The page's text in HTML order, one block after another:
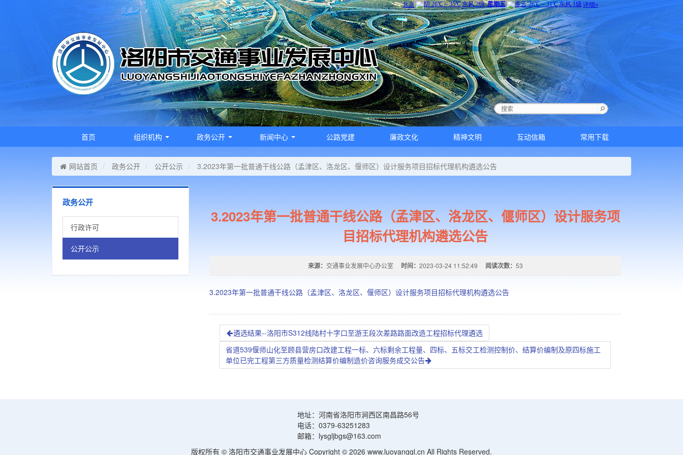
首页 组织机构 政务公开 新闻中心 公路党建 廉政文化 精神文明 互动信箱 常用下载
网站首页 政务公开 公开公示 3.2023年第一批普通干线公路（孟津区、洛龙区、偃师区）设计服务项目招标代理机构遴选公告
政务公开
行政许可
公开公示
3.2023年第一批普通干线公路（孟津区、洛龙区、偃师区）设计服务项
目招标代理机构遴选公告
来源： 交通事业发展中心办公室 时间： 2023-03-24 11:52:49 阅读次数： 53
3.2023年第一批普通干线公路（孟津区、洛龙区、偃师区）设计服务项目招标代理机构遴选公告
遴选结果--洛阳市S312线陆村十字口至游王段次差路路面改造工程招标代理遴选
省道539偃师山化至顾县营房口改建工程一标、六标剩余工程量、四标、五标交工检测控制价、结算价编制及原四标施工
单位已完工程第三方质量检测结算价编制造价咨询服务成交公告
地址：河南省洛阳市涧西区南昌路56号
电话：0379-63251283
邮箱：lysgljbgs@163.com
版权所有 © 洛阳市交通事业发展中心 Copyright © 2026 www.luoyanggl.cn All Rights Reserved.